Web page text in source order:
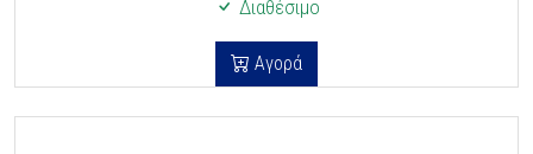
Διαθέσιμο
Αγορά